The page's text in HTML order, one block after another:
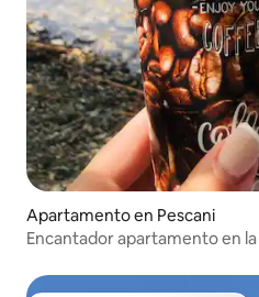
Apartamento en Pescani
Encantador apartamento en la